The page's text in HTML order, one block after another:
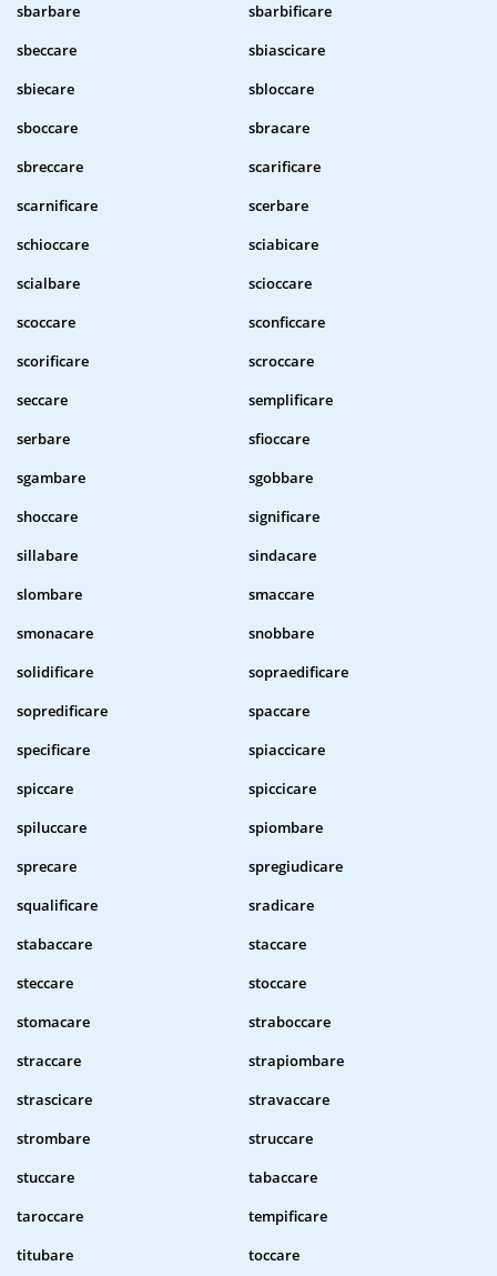
sbarbare
sbarbificare
sbeccare
sbiascicare
sbiecare
sbloccare
sboccare
sbracare
sbreccare
scarificare
scarnificare
scerbare
schioccare
sciabicare
scialbare
scioccare
scoccare
sconficcare
scorificare
scroccare
seccare
semplificare
serbare
sfioccare
sgambare
sgobbare
shoccare
significare
sillabare
sindacare
slombare
smaccare
smonacare
snobbare
solidificare
sopraedificare
sopredificare
spaccare
specificare
spiaccicare
spiccare
spiccicare
spiluccare
spiombare
sprecare
spregiudicare
squalificare
sradicare
stabaccare
staccare
steccare
stoccare
stomacare
straboccare
straccare
strapiombare
strascicare
stravaccare
strombare
struccare
stuccare
tabaccare
taroccare
tempificare
titubare
toccare